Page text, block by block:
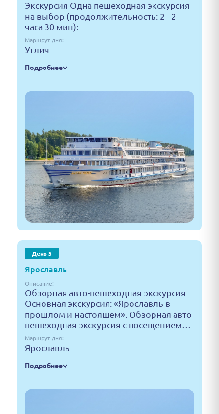
Экскурсия Одна пешеходная экскурсия
на выбор (продолжительность: 2 - 2
часа 30 мин):
Маршрут дня:
Углич
Подробнее
День 3
Ярославль
Описание:
Обзорная авто-пешеходная экскурсия
Основная экскурсия: «Ярославль в
прошлом и настоящем». Обзорная авто-
пешеходная экскурсия с посещением…
Маршрут дня:
Ярославль
Подробнее